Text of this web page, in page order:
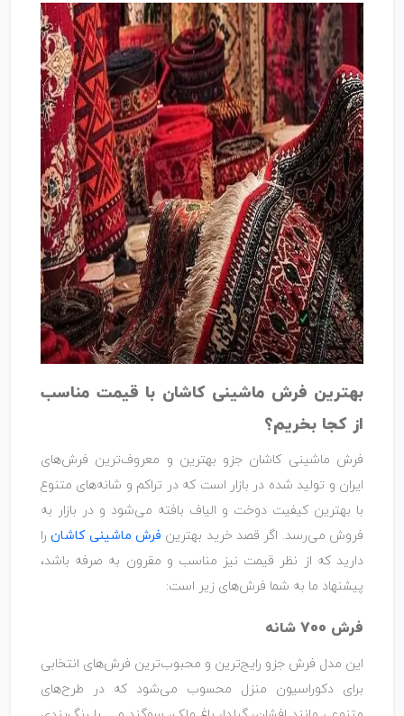
بهترین فرش ماشینی کاشان با قیمت مناسب
از کجا بخریم؟
فرش ماشینی کاشان جزو بهترین و معروف‌ترین فرش‌های
ایران و تولید شده در بازار است که در تراکم و شانه‌های متنوع
با بهترین کیفیت دوخت و الیاف بافته می‌شود و در بازار به
فروش می‌رسد. اگر قصد خرید بهترین فرش ماشینی کاشانرا
دارید که از نظر قیمت نیز مناسب و مقرون به صرفه باشد،
پیشنهاد ما به شما فرش‌های زیر است:
فرش 700 شانه
این مدل فرش جزو رایج‌ترین و محبوب‌ترین فرش‌های انتخابی
برای دکوراسیون منزل محسوب می‌شود که در طرح‌های